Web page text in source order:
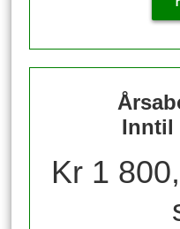
Inntil
Kr 1